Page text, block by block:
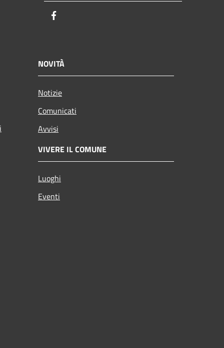
NOVITÀ
Notizie
Comunicati
Avvisi
VIVERE IL COMUNE
Luoghi
Eventi